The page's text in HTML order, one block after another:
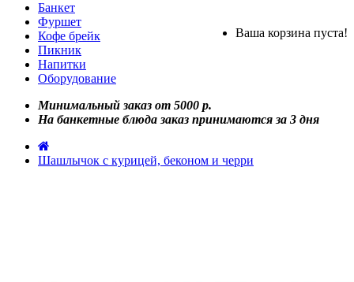
Ваша корзина пуста!
Банкет
Фуршет
Кофе брейк
Пикник
Напитки
Оборудование
Минимальный заказ от 5000 р.
На банкетные блюда заказ принимаются за 3 дня
Шашлычок с курицей, беконом и черри